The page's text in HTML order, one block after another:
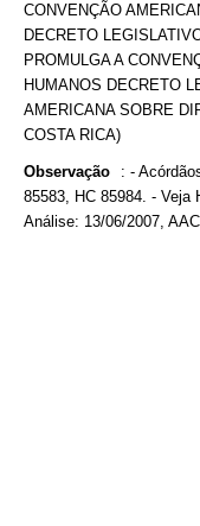
CONVENÇÃO
DECRETO
PROMULGA A
HUMANOS DECRETO
AMERICANA SOBRE
COSTA RICA)
Observação : -
85583, HC 85984. - Veja
Análise: 13/06/2007,